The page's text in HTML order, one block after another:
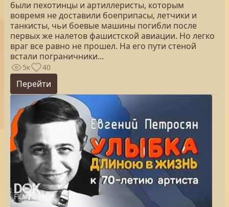
были пехотинцы и артиллеристы, которым
вовремя не доставили боеприпасы, летчики и
танкисты, чьи боевые машины погибли после
первых же налетов фашистской авиации. Но легко
враг все равно не прошел. На его пути стеной
встали пограничники...
5к 40
Перейти